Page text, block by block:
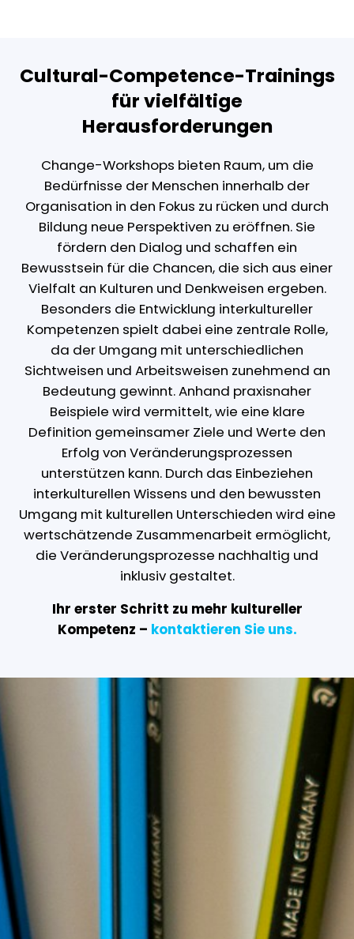
Cultural-Competence-Trainings
für vielfältige
Herausforderungen
Change-Workshops bieten Raum, um die
Bedürfnisse der Menschen innerhalb der
Organisation in den Fokus zu rücken und durch
Bildung neue Perspektiven zu eröffnen. Sie
fördern den Dialog und schaffen ein
Bewusstsein für die Chancen, die sich aus einer
Vielfalt an Kulturen und Denkweisen ergeben.
Besonders die Entwicklung interkultureller
Kompetenzen spielt dabei eine zentrale Rolle,
da der Umgang mit unterschiedlichen
Sichtweisen und Arbeitsweisen zunehmend an
Bedeutung gewinnt. Anhand praxisnaher
Beispiele wird vermittelt, wie eine klare
Definition gemeinsamer Ziele und Werte den
Erfolg von Veränderungsprozessen
unterstützen kann. Durch das Einbeziehen
interkulturellen Wissens und den bewussten
Umgang mit kulturellen Unterschieden wird eine
wertschätzende Zusammenarbeit ermöglicht,
die Veränderungsprozesse nachhaltig und
inklusiv gestaltet.
Ihr erster Schritt zu mehr kultureller
Kompetenz – kontaktieren Sie uns.